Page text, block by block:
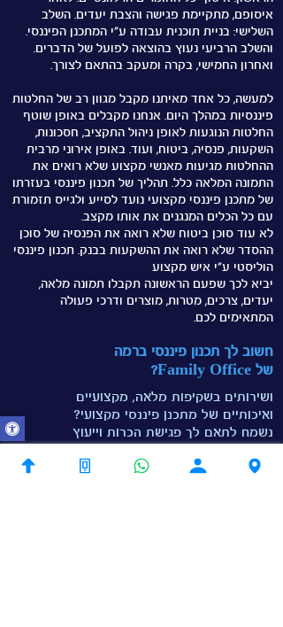
איסופם, מתקיימת פגישה והצבת יעדים. השלב
השלישי: בניית תוכנית עבודה ע"י המתכנן הפיננסי.
והשלב הרביעי נעוץ בהוצאה לפועל של הדברים.
ואחרון החמישי, בקרה ומעקב בהתאם לצורך.
למעשה, כל אחד מאיתנו מקבל מגוון רב של החלטות
פיננסיות במהלך היום. אנחנו מקבלים באופן שוטף
החלטות הנוגעות לאופן ניהול התקציב, חסכונות,
השקעות, פנסיה, ביטוח, ועוד. באופן אירוני מרבית
ההחלטות מגיעות מאנשי מקצוע שלא רואים את
התמונה המלאה כלל. תהליך של תכנון פיננסי בעזרתו
של מתכנן פיננסי מקצועי נועד לסייע ולגייס תזמורת
עם כל הכלים המנגנים את אותו מקצב.
לא עוד סוכן ביטוח שלא רואה את הפנסיה של סוכן
ההסדר שלא רואה את ההשקעות בבנק. תכנון פיננסי
הוליסטי ע"י איש מקצוע
יביא לכך שפעם הראשונה תקבלו תמונה מלאה,
יעדים, צרכים, מטרות, מוצרים ודרכי פעולה
המתאימים לכם.
חשוב לך תכנון פיננסי ברמה
של Family Office?
ושירותים בשקיפות מלאה, מקצועיים
ואיכותיים של מתכנן פיננסי מקצועי?
נשמח לתאם לך פגישת הכרות וייעוץ
גם אחרת!